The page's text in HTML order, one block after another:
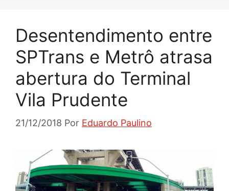
Desentendimento entre
SPTrans e Metrô atrasa
abertura do Terminal
Vila Prudente
21/12/2018 Por Eduardo Paulino